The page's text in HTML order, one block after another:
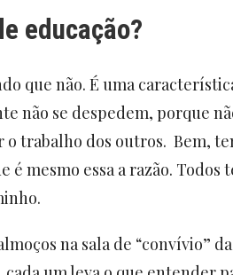
educação?
que não. É uma
não se despedem, porque
trabalho dos outros. Bem,
é mesmo essa a razão.
na sala de “convívio”